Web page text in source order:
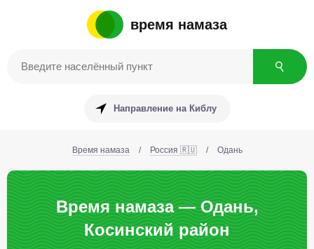
время намаза
Направление на Киблу
Время намаза / Россия 🇷🇺 / Одань
Время намаза — Одань,
Косинский район